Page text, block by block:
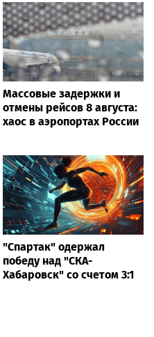
Массовые задержки и
отмены рейсов 8 августа:
хаос в аэропортах России
"Спартак" одержал
победу над "СКА-
Хабаровск" со счетом 3:1